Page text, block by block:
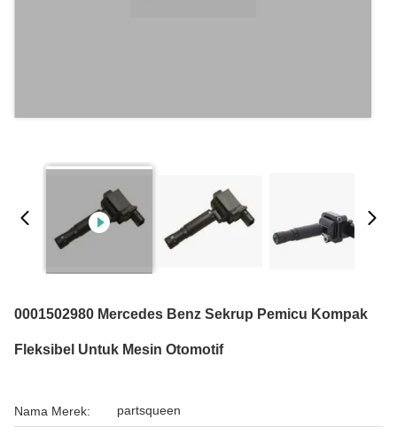
0001502980 Mercedes Benz Sekrup Pemicu Kompak
Fleksibel Untuk Mesin Otomotif
Nama Merek: partsqueen